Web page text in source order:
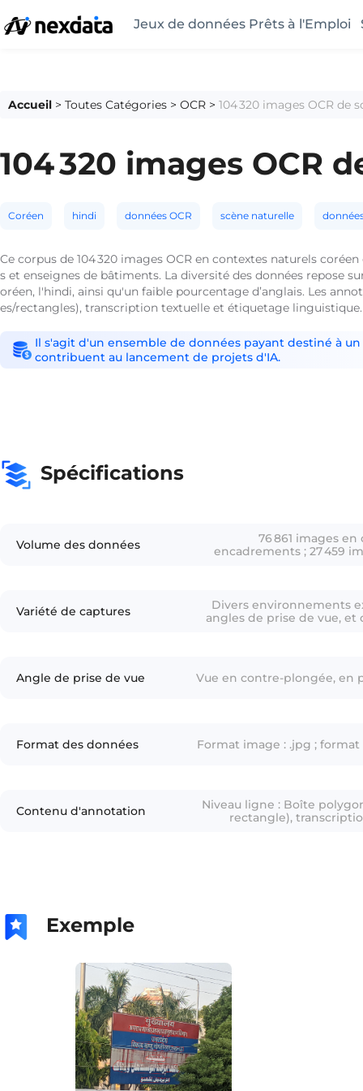
Jeux de données Prêts à l'Emploi
Accueil > Toutes Catégories > OCR > 104 320 images OCR de
104 320 images OCR
Coréen hindi données OCR scène naturelle
Ce corpus de 104 320 images OCR en contextes naturels
s et enseignes de bâtiments. La diversité des données repose
oréen, l'hindi, ainsi qu'un faible pourcentage d’anglais. Les
es/rectangles), transcription textuelle et étiquetage
Il s'agit d'un ensemble de données payant destiné à
contribuent au lancement de projets d'IA.
Spécifications
Volume des données
76 861 images en
encadrements ; 27 459
Variété de captures
Divers environnements
angles de prise de vue, et
Angle de prise de vue Vue en contre-plongée, en
Format des données Format image : .jpg ; format
Contenu d'annotation
Niveau ligne : Boîte
rectangle),
Exemple